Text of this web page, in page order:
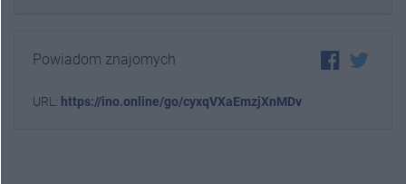
Powiadom znajomych
URL: https://ino.online/go/cyxqVXaEmzjXnMDv